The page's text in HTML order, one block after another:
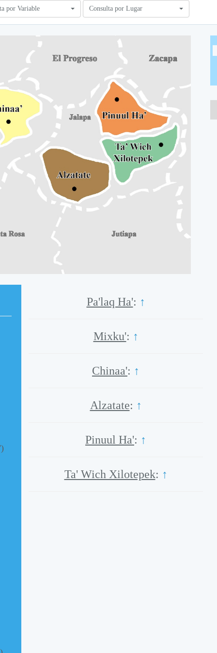
por Variable Consulta por Lugar
A
Pa'laq Ha': ↑
Mixku': ↑
Chinaa': ↑
Alzatate: ↑
Pinuul Ha': ↑
Ta' Wich Xilotepek: ↑